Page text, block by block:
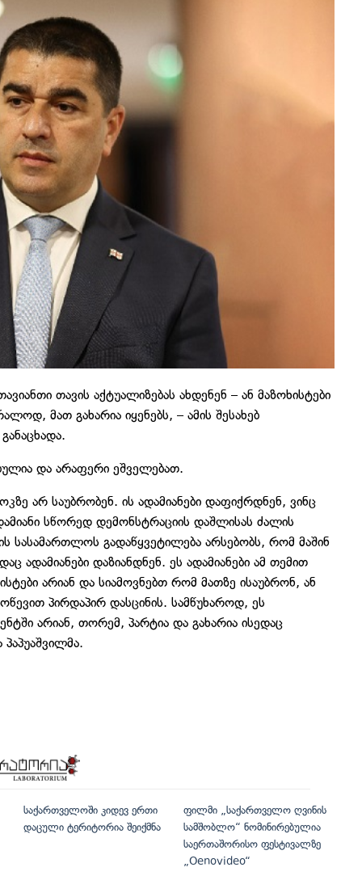
თავის აქტუალიზებას ახდენენ – ან მაზოხისტები
მათ გახარია იყენებს, – ამის შესახებ
და არაფერი ეშველებათ.
არ საუბრობენ. ის ადამიანები დაფიქრდნენ, ვინც
სწორედ დემონსტრაციის დაშლისას ძალის
სასამართლოს გადაწყვეტილება არსებობს, რომ მაშინ
ადამიანები დაზიანდნენ. ეს ადამიანები ამ თემით
არიან და სიამოვნებთ რომ მათზე ისაუბრონ, ან
პირდაპირ დასცინის. სამწუხაროდ, ეს
არიან, თორემ, პარტია და გახარია ისედაც
საქართველოში კიდევ ერთი
დაცული ტერიტორია შეიქმნა
ფილმი „საქართველო ღვინის
სამშობლო“ ნომინირებულია
საერთაშორისო ფესტივალზე
„Oenovideo“